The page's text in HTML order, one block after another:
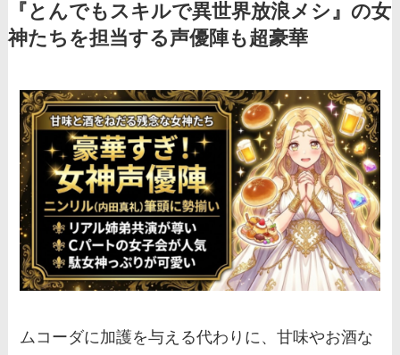
『とんでもスキルで異世界放浪メシ』の女
神たちを担当する声優陣も超豪華
ムコーダに加護を与える代わりに、甘味やお酒な